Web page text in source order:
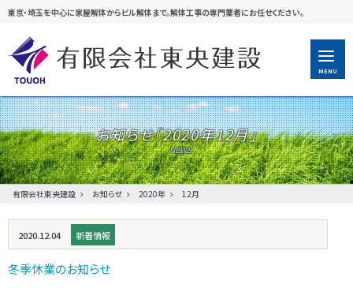
東京・埼玉を中心に家屋解体からビル解体まで。解体工事の専門業者にお任せください。
MENU
お知らせ「2020年12月」
有限会社東央建設 お知らせ 2020年 12月
2020.12.04 新着情報
冬季休業のお知らせ